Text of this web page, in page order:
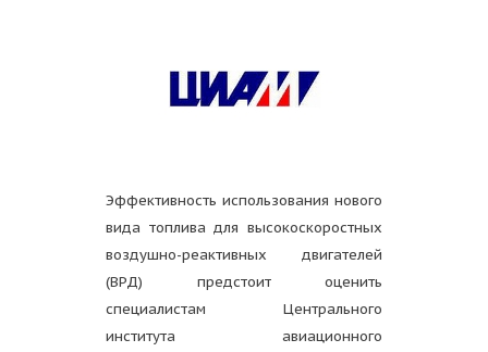
Эффективность использования нового
вида топлива для высокоскоростных
воздушно-реактивных двигателей
(ВРД) предстоит оценить
специалистам Центрального
института авиационного